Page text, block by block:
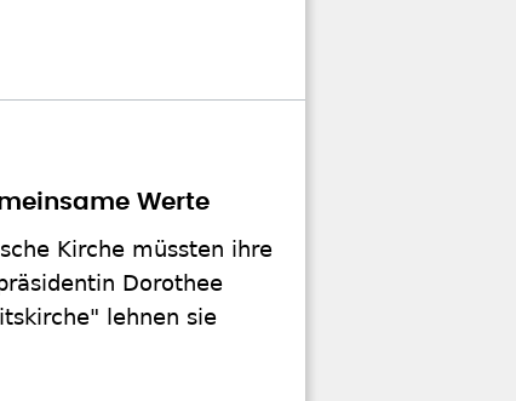
Werte
Kirche müssten ihre
Dorothee
lehnen sie